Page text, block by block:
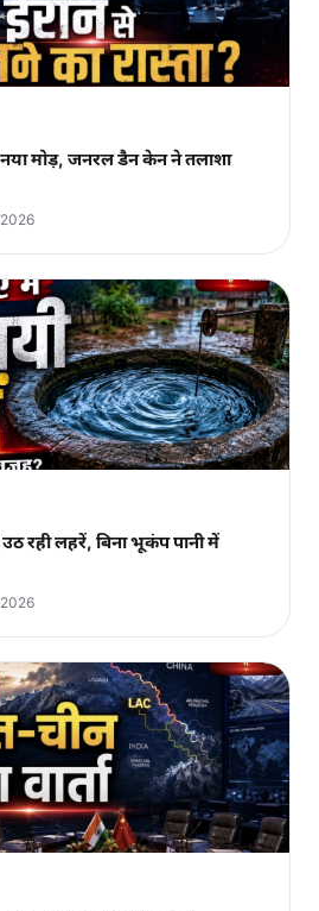
मोड़, जनरल डैन केन ने तलाशा
रही लहरें, बिना भूकंप पानी में